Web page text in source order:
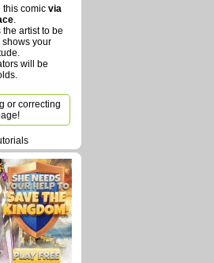
this comic via
.
artist to be
your
will be
or correcting